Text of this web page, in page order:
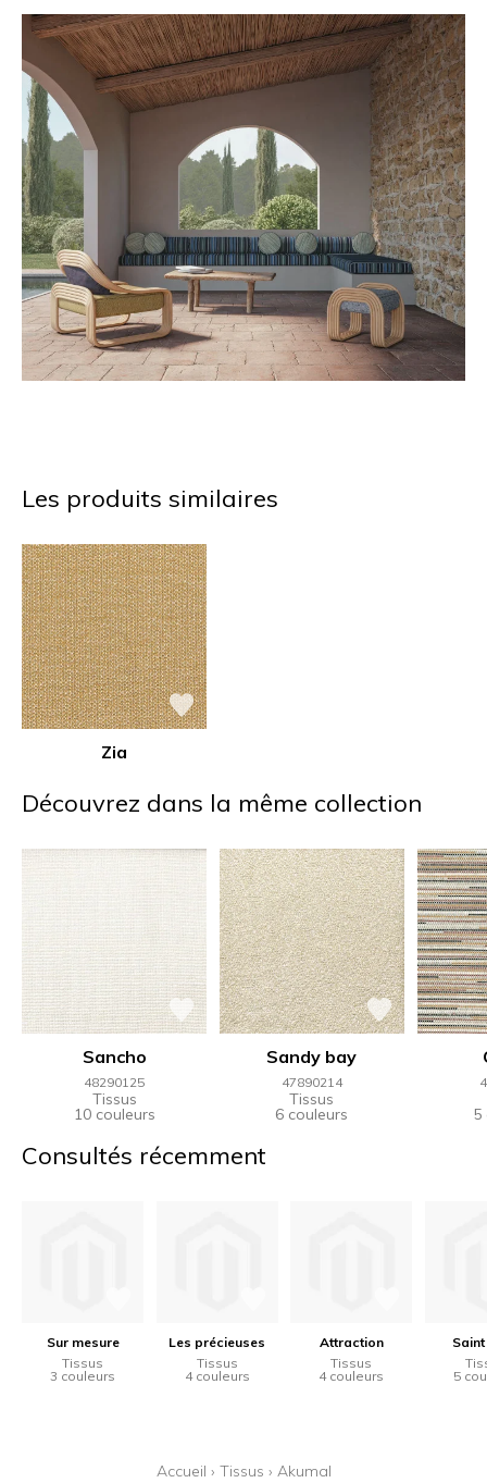
Les produits similaires
Zia
Découvrez dans la même collection
Sancho
48290125
Tissus
10 couleurs
Sandy bay
47890214
Tissus
6 couleurs 5
Consultés récemment
Sur mesure
Tissus
3 couleurs
Les précieuses
Tissus
4 couleurs
Attraction
Tissus
4 couleurs
5
Accueil › Tissus › Akumal